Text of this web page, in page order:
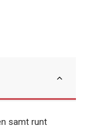
samt runt